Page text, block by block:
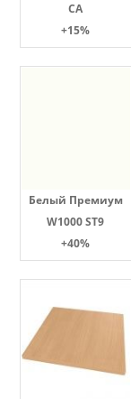
СА
+15%
Белый Премиум
W1000 ST9
+40%